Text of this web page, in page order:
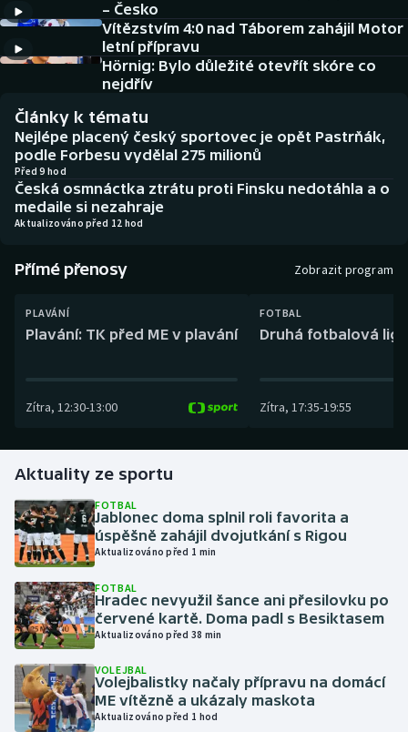
Americký fotbal
Baseball a softbal
Basketbal
Biatlon
Boby a skeleton
Dostihy
Futsal
Gymnastika
Házená
Jezdectví
Judo
Krasobruslení
Lezení
NEPŘEHLÉDNĚTE
Soutěže
Historické návraty
Aplikace ČT sport
AZ kvíz
– Česko
Vítězstvím 4:0 nad Táborem zahájil Motor
letní přípravu
Hörnig: Bylo důležité otevřít skóre co
nejdřív
Články k tématu
Nejlépe placený český sportovec je opět Pastrňák,
podle Forbesu vydělal 275 milionů
Před 9 hod
Česká osmnáctka ztrátu proti Finsku nedotáhla a o
medaile si nezahraje
Aktualizováno před 12 hod
Přímé přenosy Zobrazit program
PLAVÁNÍ
Plavání: TK před ME v plavání
Zítra, 12:30-13:00
FOTBAL
Druhá fotbalová
Zítra, 17:35-19:55
Aktuality ze sportu
FOTBAL
Jablonec doma splnil roli favorita a
úspěšně zahájil dvojutkání s Rigou
Aktualizováno před 1 min
FOTBAL
Hradec nevyužil šance ani přesilovku po
červené kartě. Doma padl s Besiktasem
Aktualizováno před 38 min
VOLEJBAL
Volejbalistky načaly přípravu na domácí
ME vítězně a ukázaly maskota
Aktualizováno před 1 hod